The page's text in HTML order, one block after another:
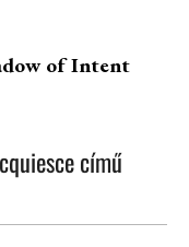
of Intent
című